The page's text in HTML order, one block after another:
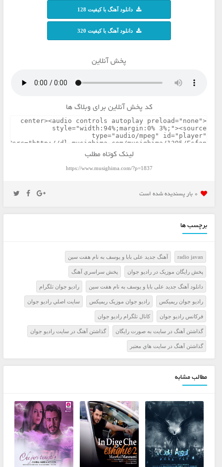
دانلود آهنگ با کیفیت 128
دانلود آهنگ با کیفیت 320
پخش آنلاین
کد پخش آنلاین برای وبلاگ ها
لینک کوتاه مطلب
https://www.musighima.com/?p=1837
0 بار پسنديده شده است
برچسب ها
radio javan آهنگ جدید علی بابا و یوسف به نام هفت سین
پخش رايگان موزيک در راديو جوان پخش سراسري آهنگ
دانلود آهنگ جدید علی بابا و یوسف به نام هفت سین راديو جوان تلگرام
راديو جوان ريميکس راديو جوان موزيک ريميکس سايت اصلي راديو جوان
فرکانس راديو جوان کانال تلگرام راديو جوان
گذاشتن آهنگ در سايت به صورت رايگان گذاشتن آهنگ در سايت راديو جوان
گذاشتن آهنگ در سايت هاي معتبر
مطالب مشابه